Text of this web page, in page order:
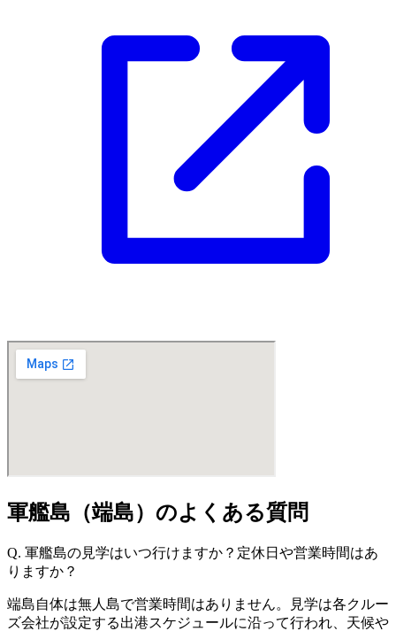
軍艦島（端島）のよくある質問
Q. 軍艦島の見学はいつ行けますか？定休日や営業時間はあ
りますか？
端島自体は無人島で営業時間はありません。見学は各クルー
ズ会社が設定する出港スケジュールに沿って行われ、天候や